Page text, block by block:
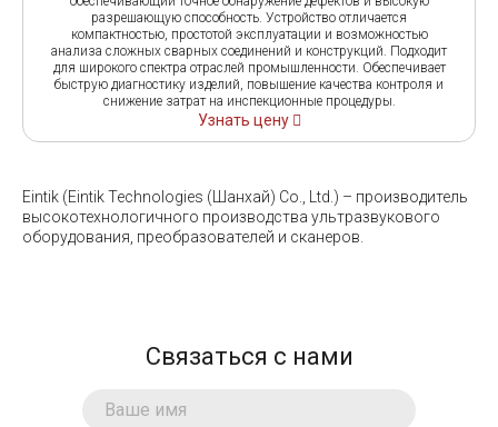
разрешающую способность. Устройство отличается
компактностью, простотой эксплуатации и возможностью
анализа сложных сварных соединений и конструкций. Подходит
для широкого спектра отраслей промышленности. Обеспечивает
быструю диагностику изделий, повышение качества контроля и
снижение затрат на инспекционные процедуры.
Узнать цену
Eintik (Eintik Technologies (Шанхай) Co., Ltd.) – производитель
высокотехнологичного производства ультразвукового
оборудования, преобразователей и сканеров.
Связаться с нами